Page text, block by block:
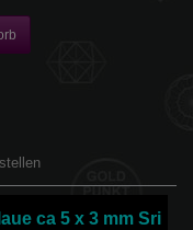
ca 5 x 3 mm Sri